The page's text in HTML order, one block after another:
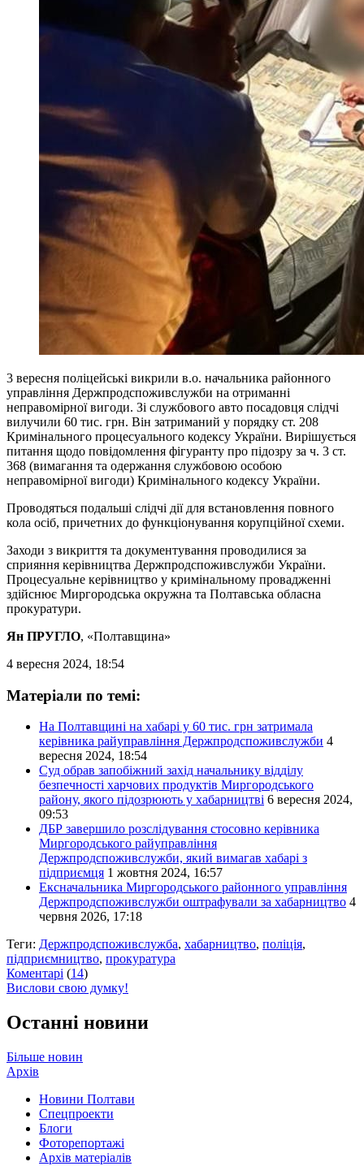
3 вересня поліцейські викрили в.о. начальника районного
управління Держпродспоживслужби на отриманні
неправомірної вигоди. Зі службового авто посадовця слідчі
вилучили 60 тис. грн. Він затриманий у порядку ст. 208
Кримінального процесуального кодексу України. Вирішується
питання щодо повідомлення фігуранту про підозру за ч. 3 ст.
368 (вимагання та одержання службовою особою
неправомірної вигоди) Кримінального кодексу України.
Проводяться подальші слідчі дії для встановлення повного
кола осіб, причетних до функціонування корупційної схеми.
Заходи з викриття та документування проводилися за
сприяння керівництва Держпродспоживслужби України.
Процесуальне керівництво у кримінальному провадженні
здійснює Миргородська окружна та Полтавська обласна
прокуратури.
Ян ПРУГЛО, «Полтавщина»
4 вересня 2024, 18:54
Матеріали по темі:
На Полтавщині на хабарі у 60 тис. грн затримала
керівника райуправління Держпродспоживслужби 4
вересня 2024, 18:54
Суд обрав запобіжний захід начальнику відділу
безпечності харчових продуктів Миргородського
району, якого підозрюють у хабарництві 6 вересня 2024,
09:53
ДБР завершило розслідування стосовно керівника
Миргородського райуправління
Держпродспоживслужби, який вимагав хабарі з
підприємця 1 жовтня 2024, 16:57
Ексначальника Миргородського районного управління
Держпродспоживслужби оштрафували за хабарництво 4
червня 2026, 17:18
Теги: Держпродспоживслужба, хабарництво, поліція,
підприємництво, прокуратура
Коментарі (14)
Вислови свою думку!
Останні новини
Більше новин
Архів
Новини Полтави
Спецпроекти
Блоги
Фоторепортажі
Архів матеріалів